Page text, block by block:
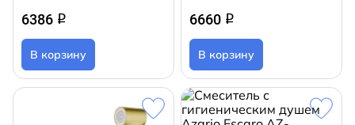
6386 q
В корзину
6660 q
В корзину